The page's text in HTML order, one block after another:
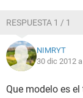
RESPUESTA 1 / 1
NIMRYT
30 dic 2012
Que modelo es